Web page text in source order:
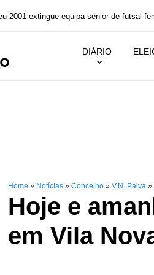
2001 extingue equipa sénior de futsal
DIÁRIO
Home » Notícias » Concelho » V.N. Paiva »
Hoje e
em Vila